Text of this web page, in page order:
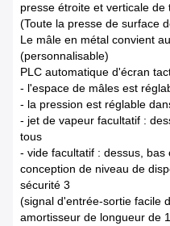
presse étroite et verticale de
(Toute la presse de surface
Le mâle en métal convient
(personnalisable)
PLC automatique d'écran
- l'espace de mâles est
- la pression est réglable
- jet de vapeur facultatif :
tous
- vide facultatif : dessus,
conception de niveau de
sécurité 3
(signal d'entrée-sortie facile
amortisseur de longueur de